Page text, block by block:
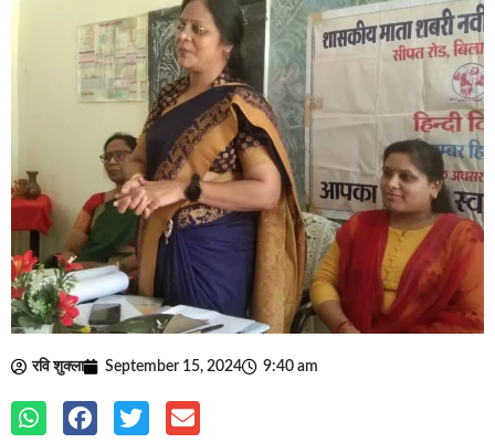
रवि शुक्ला September 15, 2024 9:40 am